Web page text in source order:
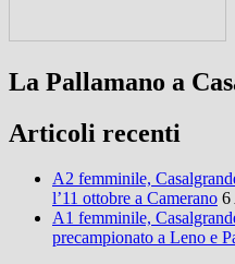
La Pallamano a
Articoli recenti
A2 femminile,
l’11 ottobre a Camerano 6
A1 femminile,
precampionato a Leno e